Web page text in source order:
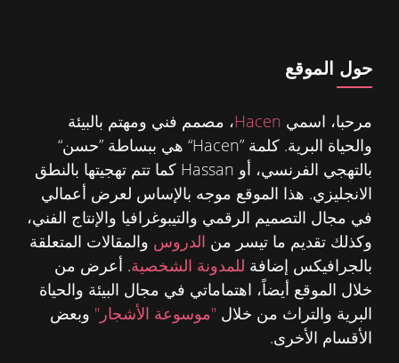
حول الموقع
مرحبا، اسمي Hacen، مصمم فني ومهتم بالبيئة
والحياة البرية. كلمة ”Hacen“ هي ببساطة ”حسن“
بالتهجي الفرنسي، أو Hassan كما تتم تهجيتها بالنطق
الانجليزي. هذا الموقع موجه بالإساس لعرض أعمالي
في مجال التصميم الرقمي والتيبوغرافيا والإنتاج الفني،
وكذلك تقديم ما تيسر من الدروس والمقالات المتعلقة
بالجرافيكس إضافة للمدونة الشخصية. أعرض من
خلال الموقع أيضاً، اهتماماتي في مجال البيئة والحياة
البرية والتراث من خلال "موسوعة الأشجار" وبعض
الأقسام الأخرى.